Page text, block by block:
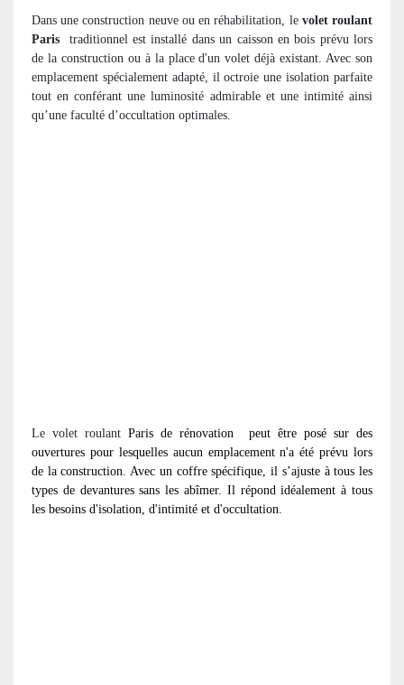
Dans une construction neuve ou en réhabilitation, le volet roulant
Paris
traditionnel est installé dans un caisson en bois prévu lors
de la construction ou à la place d'un volet déjà existant. Avec son
emplacement spécialement adapté, il octroie une isolation parfaite
tout en conférant une luminosité admirable et une intimité ainsi
qu’une faculté d’occultation optimales.
Le volet roulant Paris de rénovation
peut être posé sur des
ouvertures pour lesquelles aucun emplacement n'a été prévu lors
de la construction. Avec un coffre spécifique, il s’ajuste à tous les
types de devantures sans les abîmer. Il répond idéalement à tous
les besoins d'isolation, d'intimité et d'occultation.